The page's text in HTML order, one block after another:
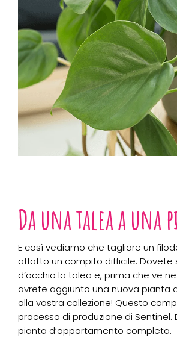
Da una talea a una
E così vediamo che tagliare un
affatto un compito difficile. Dovete
d’occhio la talea e, prima che ve
avrete aggiunto una nuova pianta
alla vostra collezione! Questo
processo di produzione di Sentinel.
pianta d’appartamento completa.